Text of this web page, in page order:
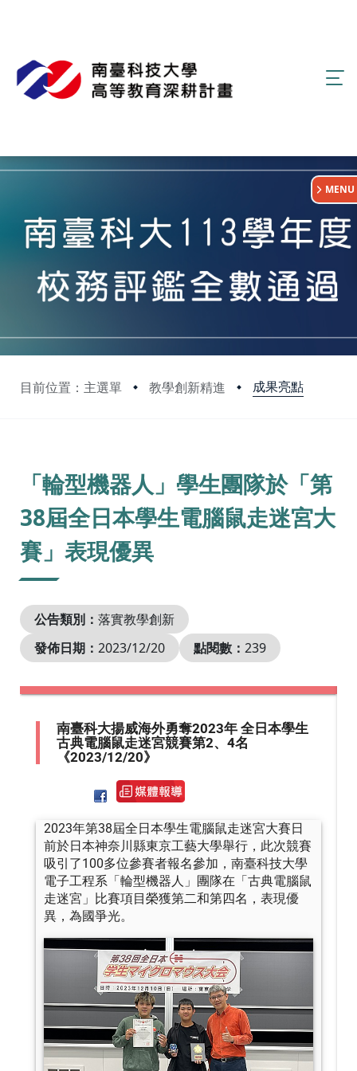
目前位置：主選單 教學創新精進 成果亮點
:::
MENU
「輪型機器人」學生團隊於「第
38屆全日本學生電腦鼠走迷宮大
賽」表現優異
公告類別： 落實教學創新
發佈日期： 2023/12/20 點閱數： 239